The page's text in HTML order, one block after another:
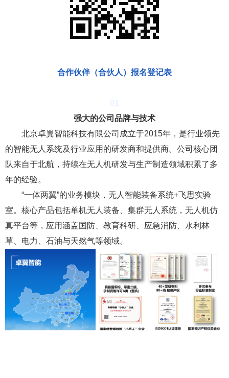
合作伙伴（合伙人）报名登记表
强大的公司品牌与技术
北京卓翼智能科技有限公司成立于2015年，是行业领先
的智能无人系统及行业应用的研发商和提供商。公司核心团
队来自于北航，持续在无人机研发与生产制造领域积累了多
年的经验。
“一体两翼”的业务模块，无人智能装备系统+飞思实验
室。核心产品包括单机无人装备、集群无人系统，无人机仿
真平台等，应用涵盖国防、教育科研、应急消防、水利林
草、电力、石油与天然气等领域。